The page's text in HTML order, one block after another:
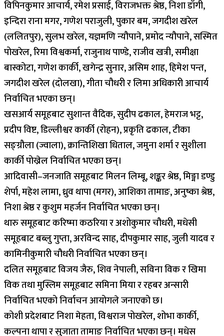
विपिनकुमार आचार्य, रमेश प्रसाई, विराजभक्त श्रेष्ठ, निशा डाँगी,
इन्दिरा राना मगर, गणेश पराजुली, पुकार बम, जगदीश खरेल
(ललितपुर), सुलभ खरेल, यज्ञमणि न्यौपाने, प्रमोद न्यौपाने, सस्मित
पोखरेल, रिमा विश्वकर्मा, राजुनाथ पाण्डे, राजीव खत्री, समीक्षा
बास्कोटा, गणेश कार्की, खगेन्द्र सुनार, असिम शाह, हिमेश पन्त,
जगदीश खरेल (दोलखा), गीता चौधरी र लिमा अधिकारी आचार्य
निर्वाचित भएका छन्।
खसआर्य समूहबाट सुशान्त वैदिक, सुदीप ढकाल, हेमराज भट्ट,
प्रदीप विष्ट, डिल्लीश्वर कार्की (रोहन), प्रकृति ढकाल, टीका
सङ्ग्रौला (ज्वाला), क्रान्तिशिखा धिताल, जमुना शर्मा र सुशीला
कार्की पोख्रेल निर्वाचित भएका छन्।
आदिवासी–जनजाति समूहबाट मिलन लिम्बू, शङ्कर श्रेष्ठ, मिङ्मा डण्डु
शेर्पा, महेश लामा, ध्रुव थापा (मगर), आशिका तामाङ, अनुष्का श्रेष्ठ,
निशा श्रेष्ठ र कुशुम महर्जन निर्वाचित भएका छन्।
थारु समूहबाट करिष्मा कठरिया र अशोकुमार चौधरी, मधेसी
समूहबाट बब्लु गुप्ता, अरविन्द साह, दीपकुमार साह, जुली यादव र
कामिनीकुमारी चौधरी निर्वाचित भएका छन्।
दलित समूहबाट विजय जैरु, शिव नेपाली, सविना विक र खिमा
विक तथा मुस्लिम समूहबाट समिना मिया र रहबर अन्सारी
निर्वाचित भएको निर्वाचन आयोगले जनाएको छ।
कोशी प्रदेशबाट निशा मेहता, विश्वराज पोखरेल, शोभा कार्की,
कल्पना थापा र सुजाता तामाङ निर्वाचित भएका छन्। मधेस